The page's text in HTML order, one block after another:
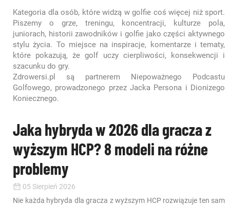
Kategoria dla osób, które widzą w golfie coś więcej niż sport.
Piszemy o grze, treningu, koncentracji, kulturze pola,
juniorach, historii zawodników i golfie jako części aktywnego
stylu życia. To miejsce na inspiracje, komentarze i tematy,
które pokazują, że golf uczy cierpliwości, konsekwencji i
szacunku do gry.
Zdrowersi.pl są partnerem Niepoważnego Podcastu
Golfowego, prowadzonego przez Jacka Persona i Dionizego
Koniecznego.
Jaka hybryda w 2026 dla gracza z
wyższym HCP? 8 modeli na różne
problemy
05 Sierpień 2026
Nie każda hybryda dla gracza z wyższym HCP rozwiązuje ten sam